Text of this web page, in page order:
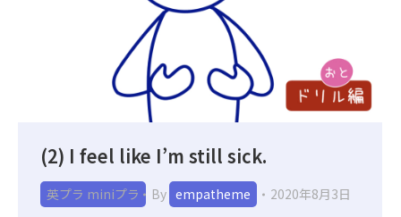
(2) I feel like I’m still sick.
英プラ miniプラ By empatheme 2020年8月3日